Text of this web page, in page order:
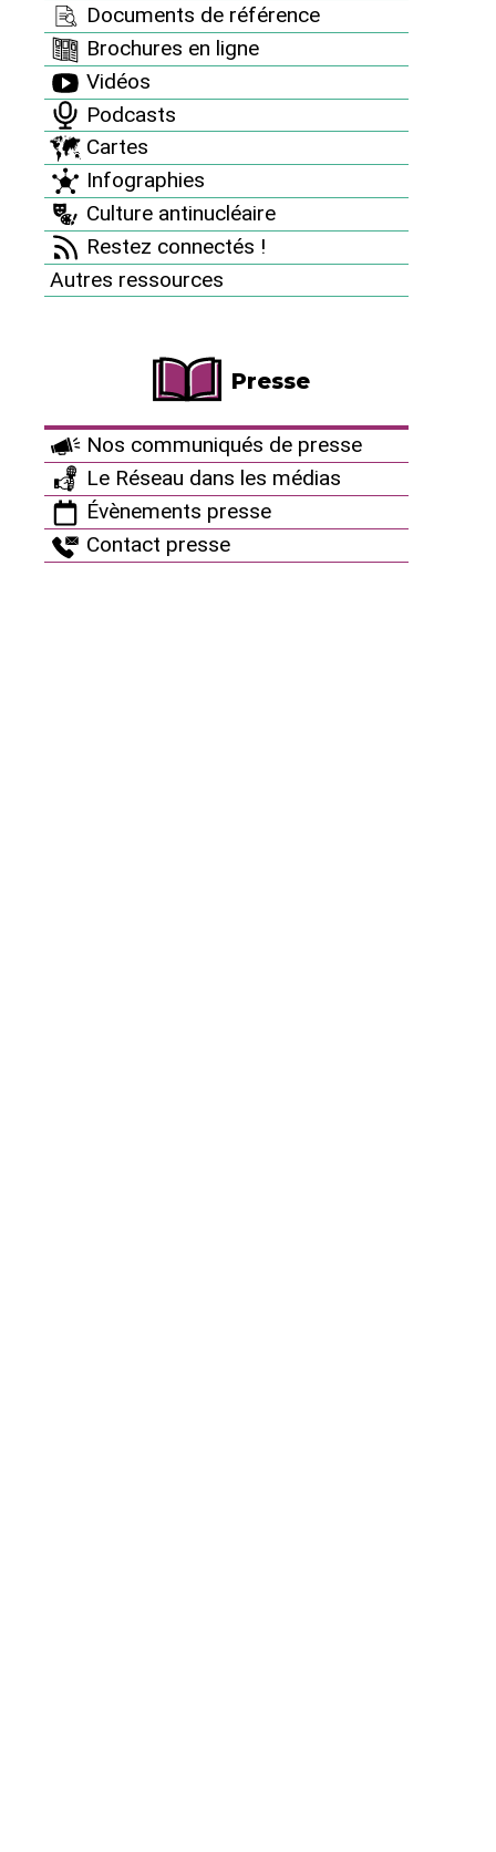
Documents de référence
Brochures en ligne
Vidéos
Podcasts
Cartes
Infographies
Culture antinucléaire
Restez connectés !
Autres ressources
Presse
Nos communiqués de presse
Le Réseau dans les médias
Évènements presse
Contact presse
Face au nucléaire, protégeons nos terres !
Loi sur mesure et passe-droits : à
quand la fin du tapis rouge pour le
nucléaire ?